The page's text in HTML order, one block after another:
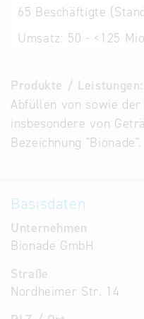
65 Beschäftigte
Umsatz: 50 - <125
Produkte / Leistungen:
Abfüllen von sowie
insbesondere von
Bezeichnung "Bionade".
Basisdaten
Unternehmen
Bionade GmbH
Straße
Nordheimer Str. 14